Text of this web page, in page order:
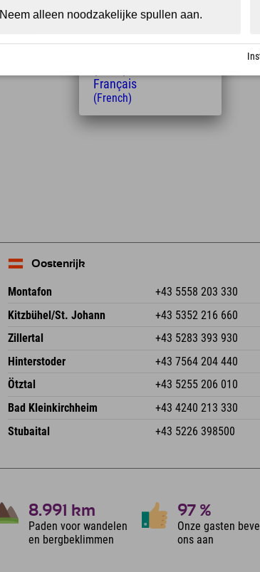
Afstand tot het hotel
7 13
Oostenrijk
Montafon +43 5558 203 330
Dorfstr. 127b
6793 Gaschurn/Montafon
Oostenrijk
Adres opslaan
Booking
Kitzbühel/St. Johann +43 5352 216 660
Speckbacherstraße 87
Oostenrijk
Adres opslaan
Booking
Zillertal +43 5283 393 930
Schmiedau 2
Oostenrijk
Adres opslaan
Booking
Hinterstoder +43 7564 204 440
Freizeitpark 10
Oostenrijk
Adres opslaan
Booking
Ötztal +43 5255 206 010
Gscheat 14
Oostenrijk
Adres opslaan
Booking
Bad Kleinkirchheim +43 4240 213 330
Dorfstraße 24
Adres opslaan
E-mail verzenden
Stubaital +43 5226 398500
8.991 km
Paden voor wandelen
en bergbeklimmen
97 %
Onze gasten
ons aan
Neem alleen noodzakelijke spullen aan.
(Polish)
(Hungarian)
Français
(French)